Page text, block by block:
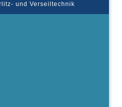
und Verseiltechnik